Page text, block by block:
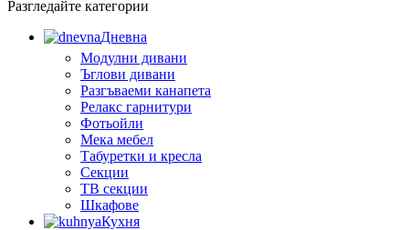
Разгледайте категории
Дневна
Модулни дивани
Ъглови дивани
Разгъваеми канапета
Релакс гарнитури
Фотьойли
Мека мебел
Табуретки и кресла
Секции
ТВ секции
Шкафове
Кухня